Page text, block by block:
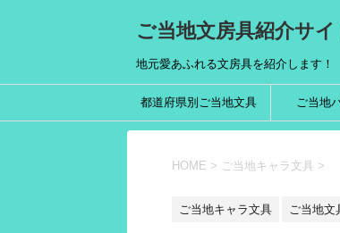
ご当地文房具紹介サイ
地元愛あふれる文房具を紹介します！
都道府県別ご当地文具 ご当地
HOME > ご当地キャラ文具 >
ご当地キャラ文具 ご当地文